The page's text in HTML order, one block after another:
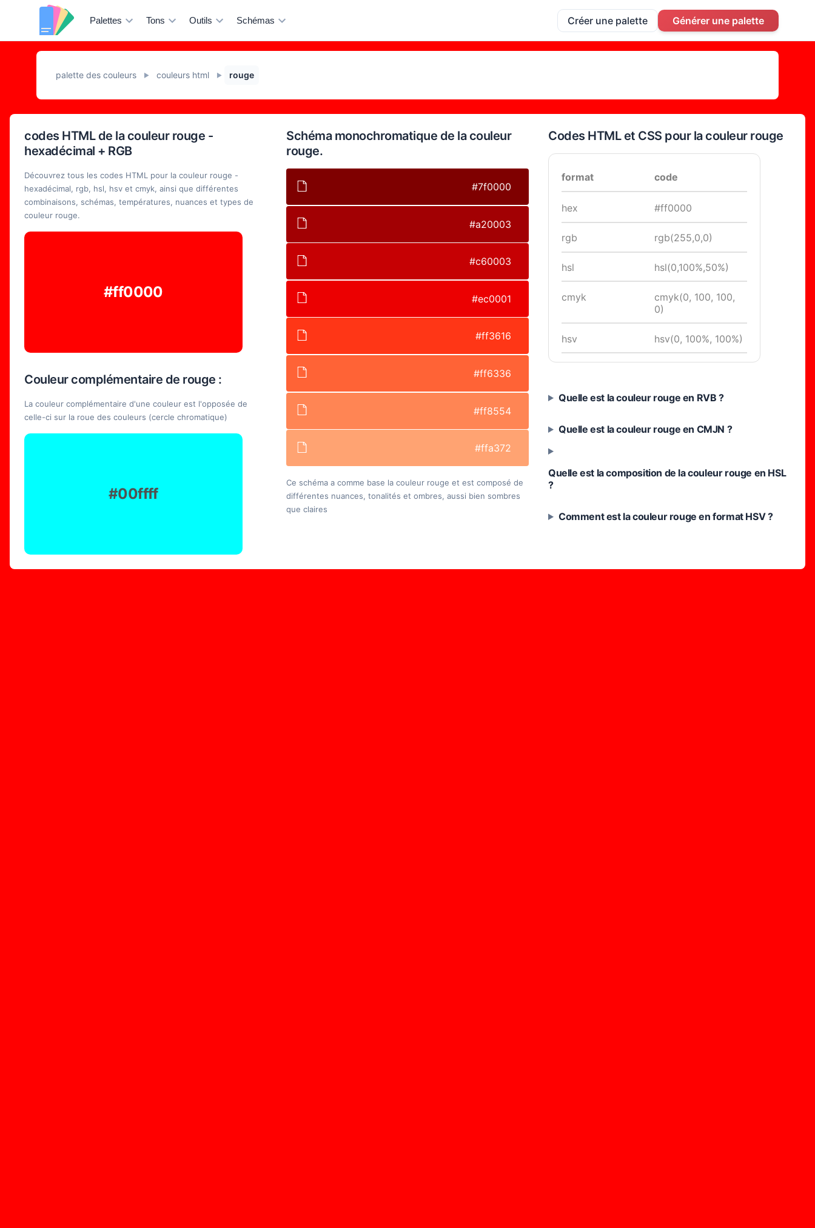
Palettes Tons Outils Schémas Créer une palette Générer une palette
palette des couleurs ► couleurs html ► rouge
codes HTML de la couleur rouge -
hexadécimal + RGB
Découvrez tous les codes HTML pour la couleur rouge -
hexadécimal, rgb, hsl, hsv et cmyk, ainsi que différentes
combinaisons, schémas, températures, nuances et types de
couleur rouge.
#ff0000
Couleur complémentaire de rouge :
La couleur complémentaire d'une couleur est l'opposée de
celle-ci sur la roue des couleurs (cercle chromatique)
#00ffff
Schéma monochromatique de la couleur
rouge.
#7f0000
#a20003
#c60003
#ec0001
#ff3616
#ff6336
#ff8554
#ffa372
Ce schéma a comme base la couleur rouge et est composé de
différentes nuances, tonalités et ombres, aussi bien sombres
que claires
Codes HTML et CSS pour la couleur rouge
format code
hex #ff0000
rgb rgb(255,0,0)
hsl hsl(0,100%,50%)
cmyk
cmyk(0, 100, 100,
0)
hsv hsv(0, 100%, 100%)
Quelle est la couleur rouge en RVB ?
Quelle est la couleur rouge en CMJN ?
Quelle est la composition de la couleur rouge en HSL
?
Comment est la couleur rouge en format HSV ?